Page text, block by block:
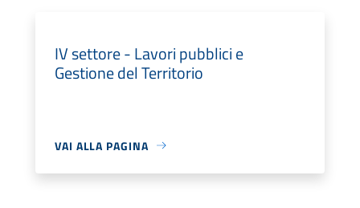
IV settore - Lavori pubblici e
Gestione del Territorio
VAI ALLA PAGINA